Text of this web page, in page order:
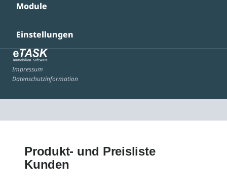
Module
Einstellungen
Impressum
Datenschutzinformation
Produkt- und Preisliste
Kunden